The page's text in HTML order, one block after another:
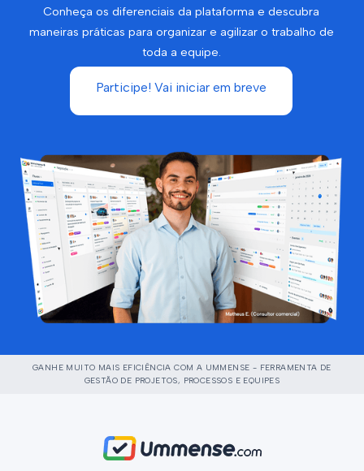
Conheça os diferenciais da plataforma e descubra
maneiras práticas para organizar e agilizar o trabalho de
toda a equipe.
Participe! Vai iniciar em breve
GANHE MUITO MAIS EFICIÊNCIA COM A UMMENSE - FERRAMENTA DE
GESTÃO DE PROJETOS, PROCESSOS E EQUIPES